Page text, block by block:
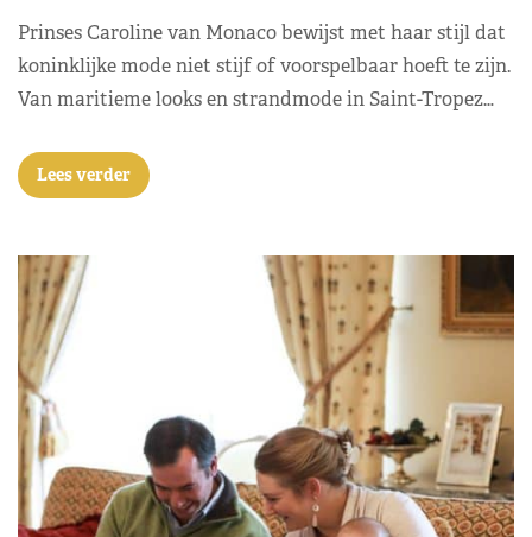
Prinses Caroline van Monaco bewijst met haar stijl dat
koninklijke mode niet stijf of voorspelbaar hoeft te zijn.
Van maritieme looks en strandmode in Saint-Tropez…
Lees verder